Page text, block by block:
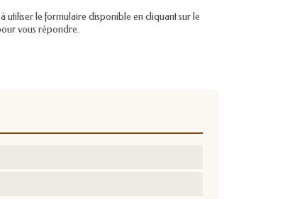
utiliser le formulaire disponible en cliquant sur le
vous répondre.